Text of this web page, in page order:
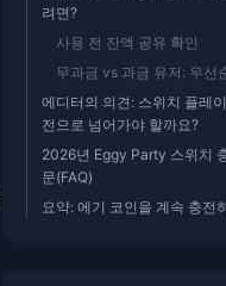
려면?
사용 전 잔액 공유 확인
무과금 vs 과금 유저: 우선
에디터의 의견: 스위치 플레
전으로 넘어가야 할까요?
2026년 Eggy Party 스위치
문(FAQ)
요약: 에기 코인을 계속 충전